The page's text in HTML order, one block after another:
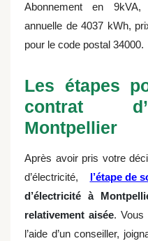
Abonnement en
annuelle de 4037 kWh,
pour le code postal 34000.
Les étapes
contrat
Montpellier
Après avoir pris votre
d’électricité, l’étape de
d’électricité à
relativement aisée. Vous
l’aide d’un conseiller,